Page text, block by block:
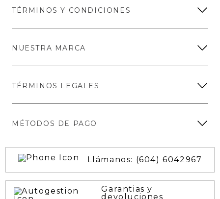
TÉRMINOS Y CONDICIONES
NUESTRA MARCA
TÉRMINOS LEGALES
MÉTODOS DE PAGO
Llámanos: (604) 6042967
Garantias y
devoluciones